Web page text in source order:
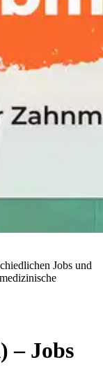
Jobs und
– Jobs